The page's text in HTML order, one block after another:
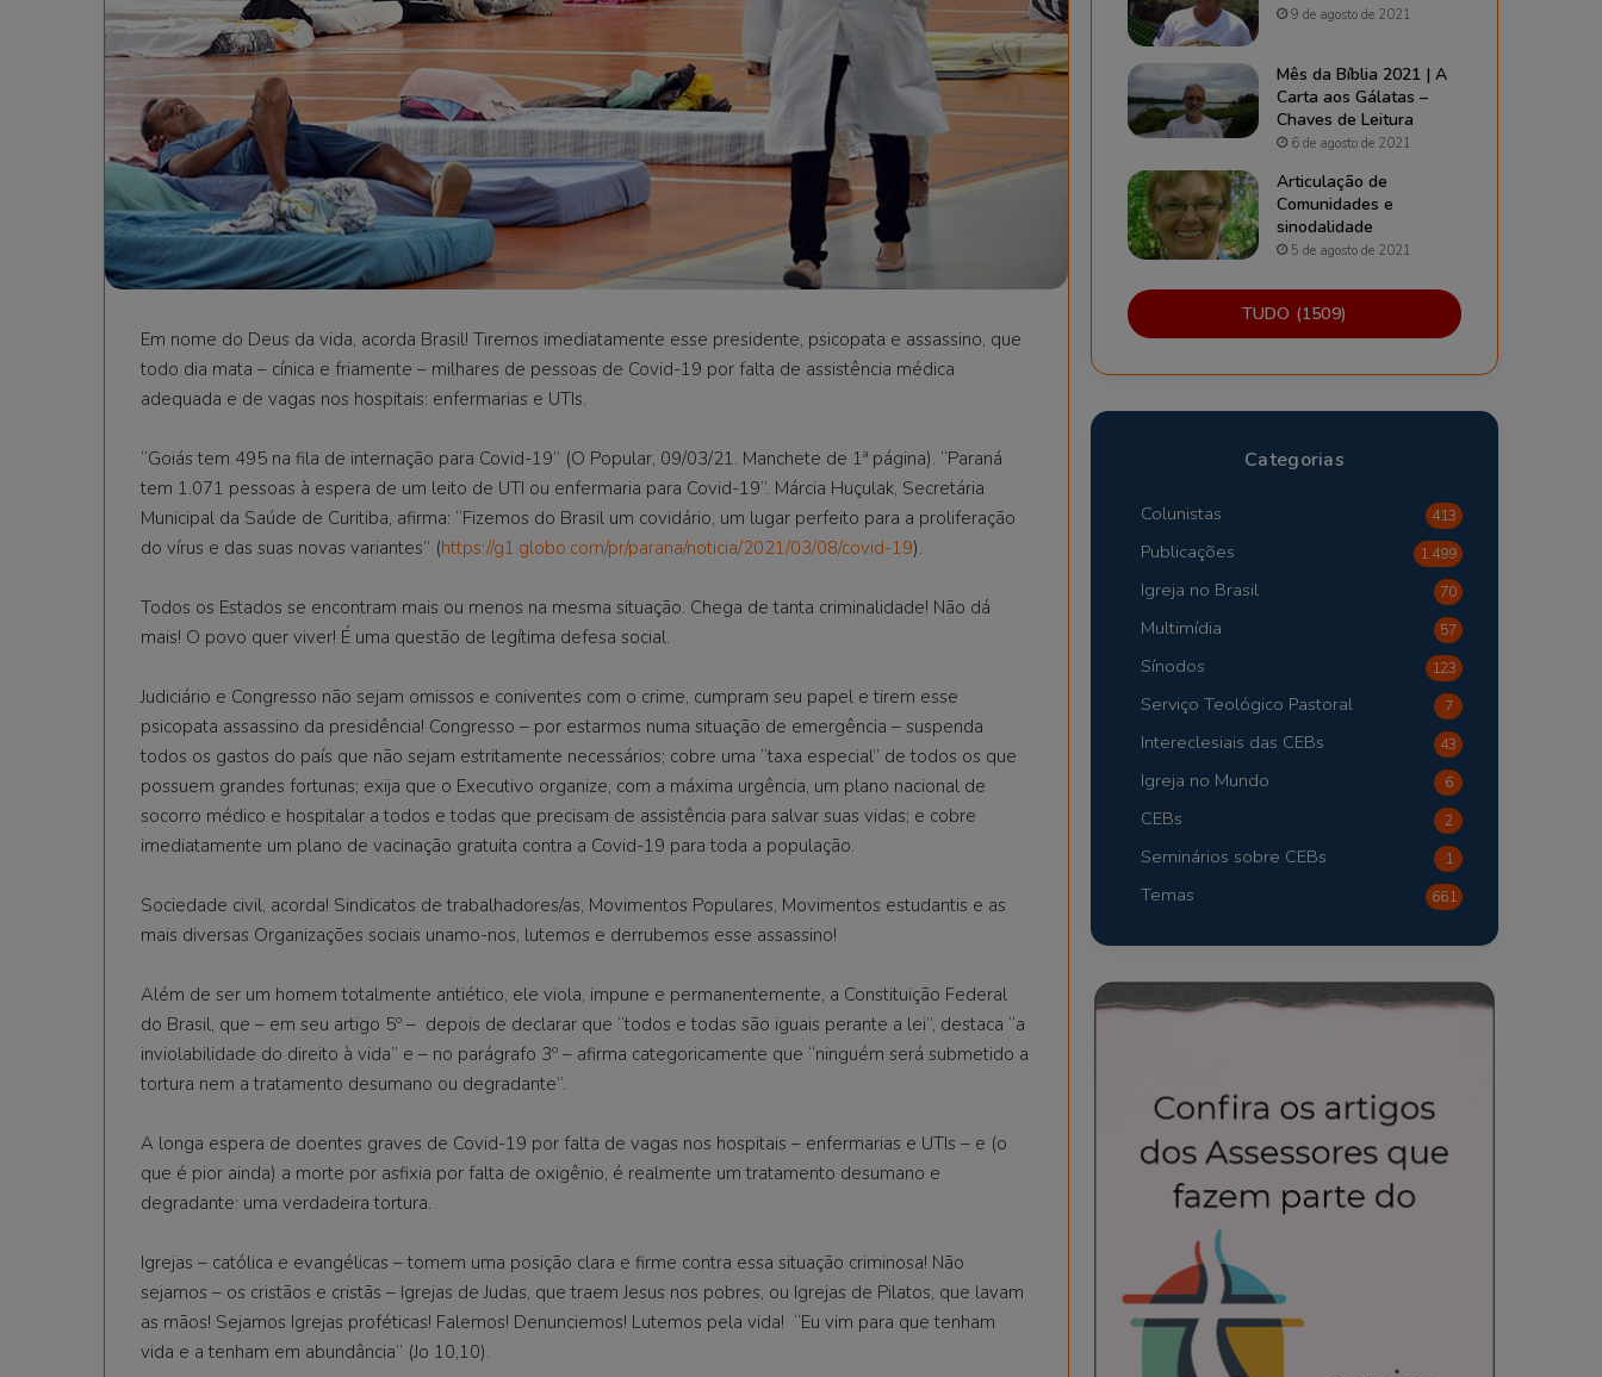
Em nome do Deus da vida, acorda Brasil! Tiremos imediatamente esse presidente, psicopata e assassino, que
todo dia mata – cínica e friamente – milhares de pessoas de Covid-19 por falta de assistência médica
adequada e de vagas nos hospitais: enfermarias e UTIs.
“Goiás tem 495 na fila de internação para Covid-19” (O Popular, 09/03/21. Manchete de 1ª página). “Paraná
tem 1.071 pessoas à espera de um leito de UTI ou enfermaria para Covid-19”. Márcia Huçulak, Secretária
Municipal da Saúde de Curitiba, afirma: “Fizemos do Brasil um covidário, um lugar perfeito para a proliferação
do vírus e das suas novas variantes” (https://g1.globo.com/pr/parana/noticia/2021/03/08/covid-19).
Todos os Estados se encontram mais ou menos na mesma situação. Chega de tanta criminalidade! Não dá
mais! O povo quer viver! É uma questão de legítima defesa social.
Judiciário e Congresso não sejam omissos e coniventes com o crime, cumpram seu papel e tirem esse
psicopata assassino da presidência! Congresso – por estarmos numa situação de emergência – suspenda
todos os gastos do país que não sejam estritamente necessários; cobre uma “taxa especial” de todos os que
possuem grandes fortunas; exija que o Executivo organize, com a máxima urgência, um plano nacional de
socorro médico e hospitalar a todos e todas que precisam de assistência para salvar suas vidas; e cobre
imediatamente um plano de vacinação gratuita contra a Covid-19 para toda a população.
Sociedade civil, acorda! Sindicatos de trabalhadores/as, Movimentos Populares, Movimentos estudantis e as
mais diversas Organizações sociais unamo-nos, lutemos e derrubemos esse assassino!
Além de ser um homem totalmente antiético, ele viola, impune e permanentemente, a Constituição Federal
do Brasil, que – em seu artigo 5º – depois de declarar que “todos e todas são iguais perante a lei”, destaca “a
inviolabilidade do direito à vida” e – no parágrafo 3º – afirma categoricamente que “ninguém será submetido a
tortura nem a tratamento desumano ou degradante”.
A longa espera de doentes graves de Covid-19 por falta de vagas nos hospitais – enfermarias e UTIs – e (o
que é pior ainda) a morte por asfixia por falta de oxigênio, é realmente um tratamento desumano e
degradante: uma verdadeira tortura.
Igrejas – católica e evangélicas – tomem uma posição clara e firme contra essa situação criminosa! Não
sejamos – os cristãos e cristãs – Igrejas de Judas, que traem Jesus nos pobres, ou Igrejas de Pilatos, que lavam
as mãos! Sejamos Igrejas proféticas! Falemos! Denunciemos! Lutemos pela vida! “Eu vim para que tenham
vida e a tenham em abundância” (Jo 10,10).
9 de agosto de 2021
Mês da Bíblia 2021 | A
Carta aos Gálatas –
Chaves de Leitura
6 de agosto de 2021
Articulação de
Comunidades e
sinodalidade
5 de agosto de 2021
TUDO (1509)
Categorias
Colunistas 413
Publicações 1.499
Igreja no Brasil 70
Multimídia 57
Sínodos 123
Serviço Teológico Pastoral 7
Intereclesiais das CEBs 43
Igreja no Mundo 6
CEBs 2
Seminários sobre CEBs 1
Temas 661